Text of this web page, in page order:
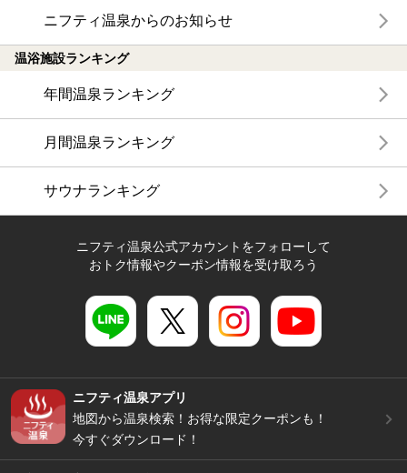
ニフティ温泉からのお知らせ
温浴施設ランキング
年間温泉ランキング
月間温泉ランキング
サウナランキング
ニフティ温泉公式アカウントをフォローして
おトク情報やクーポン情報を受け取ろう
ニフティ温泉アプリ
地図から温泉検索！お得な限定クーポンも！
今すぐダウンロード！